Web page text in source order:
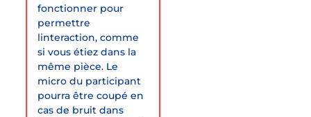
fonctionner pour
permettre
linteraction, comme
si vous étiez dans la
même pièce. Le
micro du participant
pourra être coupé en
cas de bruit dans